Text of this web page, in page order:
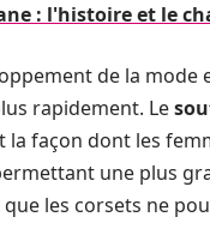
: l'histoire et le
de la
rapidement. Le
façon dont les
une plus
les corsets ne